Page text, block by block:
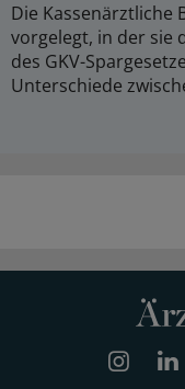
Die Kassenärztliche
vorgelegt, in der sie
des GKV-
Unterschiede